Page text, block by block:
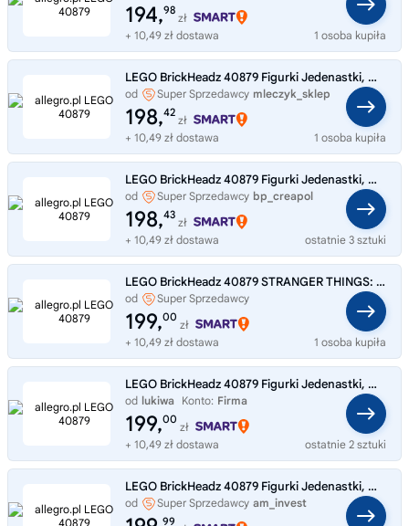
194,98
zł
+ 10,49 zł dostawa
1 osoba kupiła
LEGO BrickHeadz 40879 Figurki Jedenastki, Max, Demogorgona i Holly
od Super Sprzedawcy mleczyk_sklep
198,42
zł
+ 10,49 zł dostawa
1 osoba kupiła
LEGO BrickHeadz 40879 Figurki Jedenastki, Max, Demogorgona i Holly
od Super Sprzedawcy bp_creapol
198,43
zł
+ 10,49 zł dostawa
ostatnie 3 sztuki
LEGO BrickHeadz 40879 STRANGER THINGS: Jedenastka Max Demogorgon Holly
od
Super Sprzedawcy
Zabawkowyswiat9
199,00
zł
+ 10,49 zł dostawa
1 osoba kupiła
LEGO BrickHeadz 40879 Figurki Jedenastki, Max, Demogorgona i Holly
od lukiwa Konto: Firma
199,00
zł
+ 10,49 zł dostawa
ostatnie 2 sztuki
LEGO BrickHeadz 40879 Figurki Jedenastki, Max, Demogorgona i Holly
od Super Sprzedawcy am_invest
99